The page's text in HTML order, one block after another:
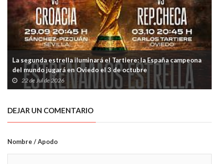
La segunda estrella iluminará el Tartiere: la España campeona
del mundo jugará en Oviedo el 3 de octubre
22 de Jul de 2026
DEJAR UN COMENTARIO
Nombre / Apodo